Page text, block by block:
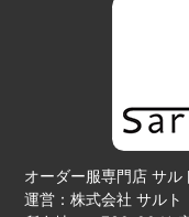
オーダー服専門店 サル
運営：株式会社 サルト